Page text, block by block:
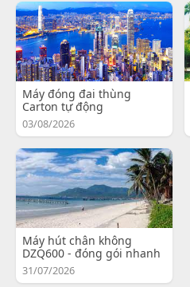
Máy đóng đai thùng
Carton tự động
03/08/2026
Máy hút chân không
DZQ600 - đóng gói nhanh
31/07/2026